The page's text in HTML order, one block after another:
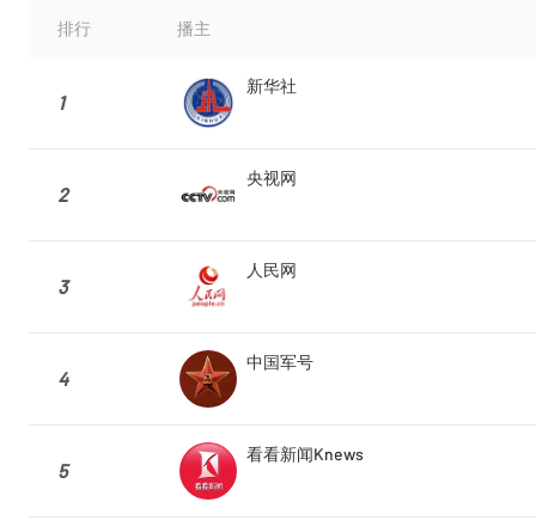
排行 播主
1
新华社
2
央视网
3
人民网
4
中国军号
5
看看新闻Knews